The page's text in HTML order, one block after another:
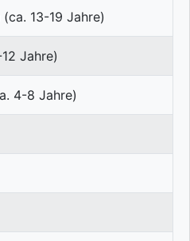
13-19 Jahre)
Jahre)
4-8 Jahre)